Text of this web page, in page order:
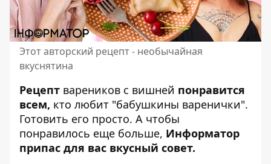
Этот авторский рецепт - необычайная
вкуснятина
Рецепт вареников с вишней понравится
всем, кто любит "бабушкины варенички".
Готовить его просто. А чтобы
понравилось еще больше, Информатор
припас для вас вкусный совет.